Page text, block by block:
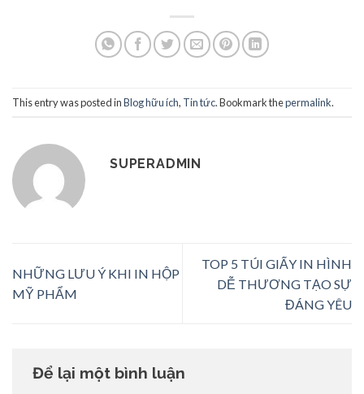
This entry was posted inBlog hữu ích, Tin tức. Bookmark thepermalink.
SUPERADMIN
NHỮNG LƯU Ý KHI IN HỘP
MỸ PHẨM
TOP 5 TÚI GIẤY IN HÌNH
DỄ THƯƠNG TẠO SỰ
ĐÁNG YÊU
Để lại một bình luận